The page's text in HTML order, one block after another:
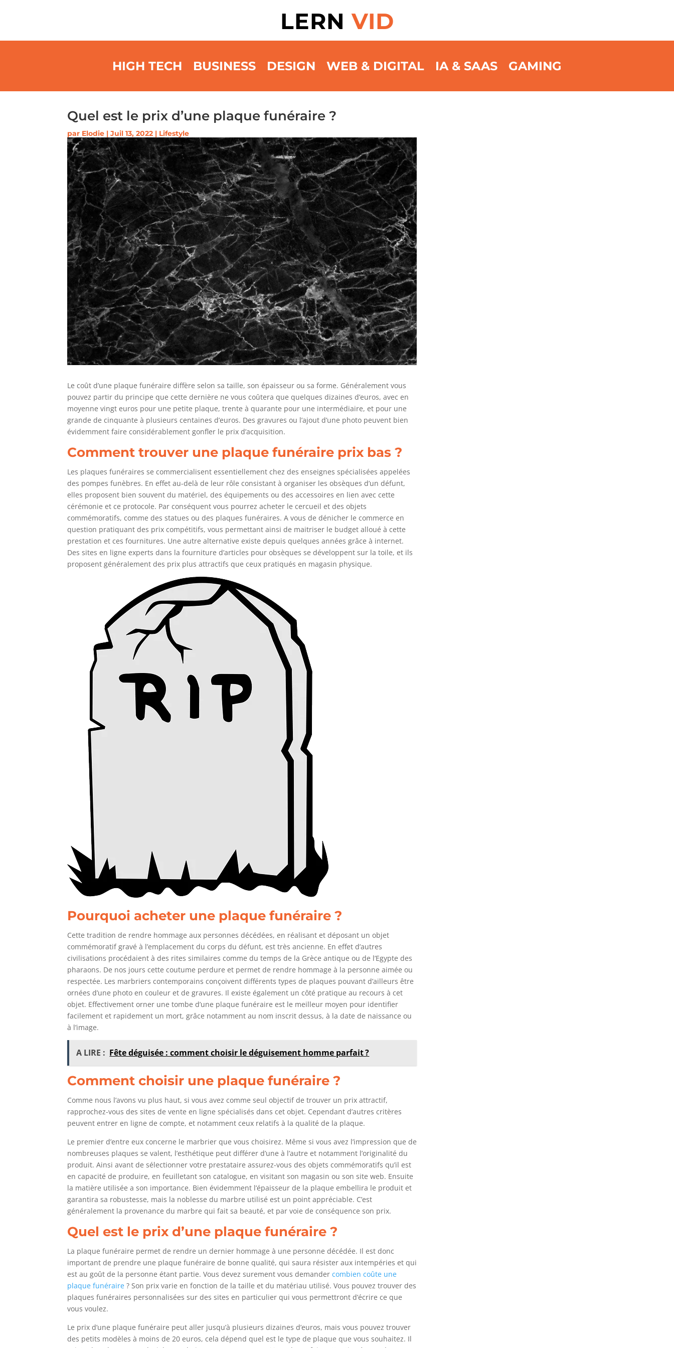
LERNVID
HIGH TECH BUSINESS DESIGN WEB & DIGITAL IA & SAAS GAMING
Quel est le prix d’une plaque funéraire ?
par Elodie |Juil 13, 2022 | Lifestyle
Le coût d’une plaque funéraire diffère selon sa taille, son épaisseur ou sa forme. Généralement vous
pouvez partir du principe que cette dernière ne vous coûtera que quelques dizaines d’euros, avec en
moyenne vingt euros pour une petite plaque, trente à quarante pour une intermédiaire, et pour une
grande de cinquante à plusieurs centaines d’euros. Des gravures ou l’ajout d’une photo peuvent bien
évidemment faire considérablement gonfler le prix d’acquisition.
Comment trouver une plaque funéraire prix bas ?
Les plaques funéraires se commercialisent essentiellement chez des enseignes spécialisées appelées
des pompes funèbres. En effet au-delà de leur rôle consistant à organiser les obsèques d’un défunt,
elles proposent bien souvent du matériel, des équipements ou des accessoires en lien avec cette
cérémonie et ce protocole. Par conséquent vous pourrez acheter le cercueil et des objets
commémoratifs, comme des statues ou des plaques funéraires. A vous de dénicher le commerce en
question pratiquant des prix compétitifs, vous permettant ainsi de maitriser le budget alloué à cette
prestation et ces fournitures. Une autre alternative existe depuis quelques années grâce à internet.
Des sites en ligne experts dans la fourniture d’articles pour obsèques se développent sur la toile, et ils
proposent généralement des prix plus attractifs que ceux pratiqués en magasin physique.
Pourquoi acheter une plaque funéraire ?
Cette tradition de rendre hommage aux personnes décédées, en réalisant et déposant un objet
commémoratif gravé à l’emplacement du corps du défunt, est très ancienne. En effet d’autres
civilisations procédaient à des rites similaires comme du temps de la Grèce antique ou de l’Egypte des
pharaons. De nos jours cette coutume perdure et permet de rendre hommage à la personne aimée ou
respectée. Les marbriers contemporains conçoivent différents types de plaques pouvant d’ailleurs être
ornées d’une photo en couleur et de gravures. Il existe également un côté pratique au recours à cet
objet. Effectivement orner une tombe d’une plaque funéraire est le meilleur moyen pour identifier
facilement et rapidement un mort, grâce notamment au nom inscrit dessus, à la date de naissance ou
à l’image.
A LIRE : Fête déguisée : comment choisir le déguisement homme parfait ?
Comment choisir une plaque funéraire ?
Comme nous l’avons vu plus haut, si vous avez comme seul objectif de trouver un prix attractif,
rapprochez-vous des sites de vente en ligne spécialisés dans cet objet. Cependant d’autres critères
peuvent entrer en ligne de compte, et notamment ceux relatifs à la qualité de la plaque.
Le premier d’entre eux concerne le marbrier que vous choisirez. Même si vous avez l’impression que de
nombreuses plaques se valent, l’esthétique peut différer d’une à l’autre et notamment l’originalité du
produit. Ainsi avant de sélectionner votre prestataire assurez-vous des objets commémoratifs qu’il est
en capacité de produire, en feuilletant son catalogue, en visitant son magasin ou son site web. Ensuite
la matière utilisée a son importance. Bien évidemment l’épaisseur de la plaque embellira le produit et
garantira sa robustesse, mais la noblesse du marbre utilisé est un point appréciable. C’est
généralement la provenance du marbre qui fait sa beauté, et par voie de conséquence son prix.
Quel est le prix d’une plaque funéraire ?
La plaque funéraire permet de rendre un dernier hommage à une personne décédée. Il est donc
important de prendre une plaque funéraire de bonne qualité, qui saura résister aux intempéries et qui
est au goût de la personne étant partie. Vous devez surement vous demandercombien coûte une
plaque funéraire ? Son prix varie en fonction de la taille et du matériau utilisé. Vous pouvez trouver des
plaques funéraires personnalisées sur des sites en particulier qui vous permettront d’écrire ce que
vous voulez.
Le prix d’une plaque funéraire peut aller jusqu’à plusieurs dizaines d’euros, mais vous pouvez trouver
des petits modèles à moins de 20 euros, cela dépend quel est le type de plaque que vous souhaitez. Il